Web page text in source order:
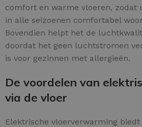
comfort en warme vloeren, zodat
in alle seizoenen comfortabel
Bovendien helpt het de
doordat het geen luchtstromen
is voor gezinnen met allergieën.
De voordelen van
via de vloer
Elektrische vloerverwarming